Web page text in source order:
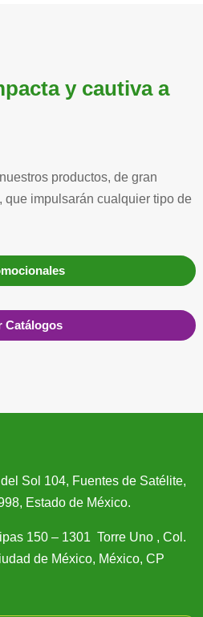
y cautiva a
productos, de gran
que impulsarán cualquier tipo de
Catálogos
Sol 104, Fuentes de Satélite,
Estado de México.
150 – 1301 Torre Uno , Col.
de México, México, CP